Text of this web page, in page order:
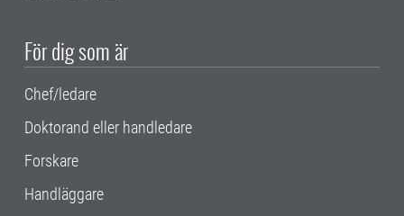
För dig som är
Chef/ledare
Doktorand eller handledare
Forskare
Handläggare